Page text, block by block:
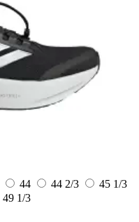
44 44 2/3
45 1/3
49 1/3